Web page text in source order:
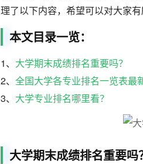
理了以下内容，希望可以对大家
本文目录一览：
1、 大学期末成绩排名重要吗？
2、 全国大学各专业排名一览表最
3、 大学专业排名哪里看？
大学期末成绩排名重要吗